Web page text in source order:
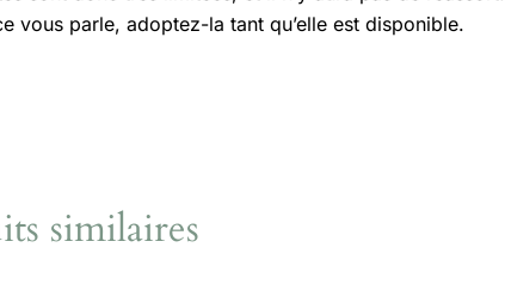
vous parle, adoptez-la tant qu’elle est disponible.
similaires